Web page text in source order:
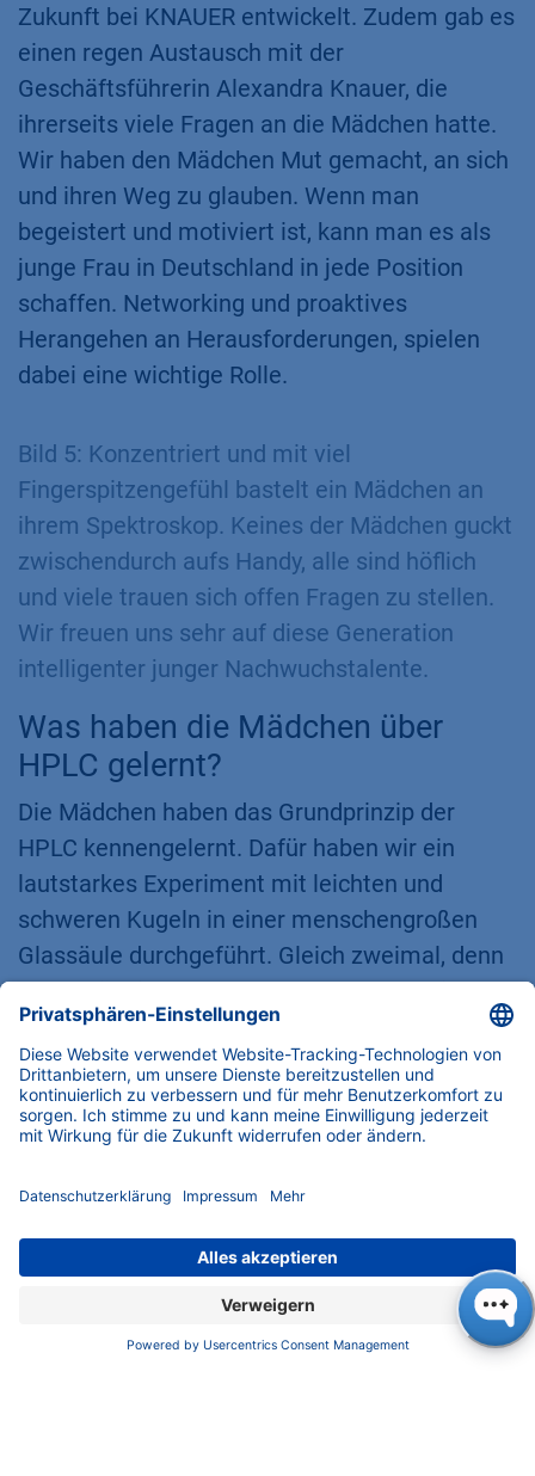
Zukunft bei KNAUER entwickelt. Zudem gab es
einen regen Austausch mit der
Geschäftsführerin Alexandra Knauer, die
ihrerseits viele Fragen an die Mädchen hatte.
Wir haben den Mädchen Mut gemacht, an sich
und ihren Weg zu glauben. Wenn man
begeistert und motiviert ist, kann man es als
junge Frau in Deutschland in jede Position
schaffen. Networking und proaktives
Herangehen an Herausforderungen, spielen
dabei eine wichtige Rolle.
Bild 5: Konzentriert und mit viel
Fingerspitzengefühl bastelt ein Mädchen an
ihrem Spektroskop. Keines der Mädchen guckt
zwischendurch aufs Handy, alle sind höflich
und viele trauen sich offen Fragen zu stellen.
Wir freuen uns sehr auf diese Generation
intelligenter junger Nachwuchstalente.
Was haben die Mädchen über
HPLC gelernt?
Die Mädchen haben das Grundprinzip der
HPLC kennengelernt. Dafür haben wir ein
lautstarkes Experiment mit leichten und
schweren Kugeln in einer menschengroßen
Glassäule durchgeführt. Gleich zweimal, denn
es hat für viel Freude gesorgt. Danach ging es
um den Aufbau einer HPLC-Anlage. Haben Sie
schonmal darüber nachgedacht, dass die Teile
einer HPLC quasi menschlichen Organen
entsprechen? Die Pumpe pumpt wie das Herz
werden in der Säule getrennt wie die
Nährstoffe in unserem Darm und der Detektor
verarbeitet Licht, ganz ähnlich wie unsere